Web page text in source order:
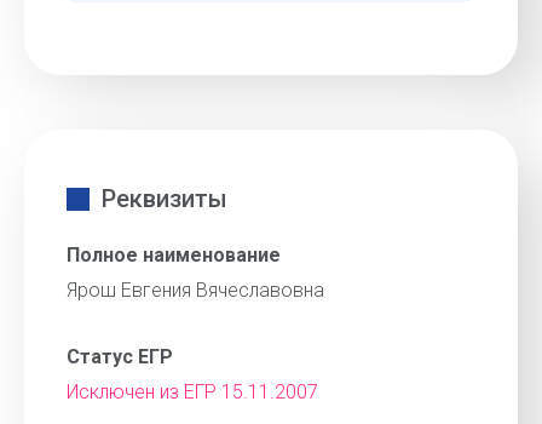
Реквизиты
Полное наименование
Ярош Евгения Вячеславовна
Статус ЕГР
Исключен из ЕГР 15.11.2007